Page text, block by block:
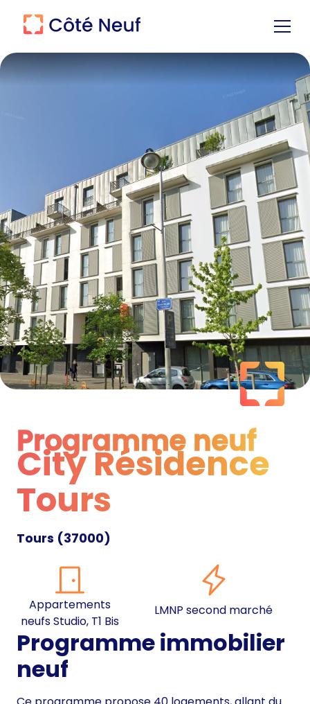
Programme neuf
Programme neuf
City Résidence
Tours
Tours (37000)
Appartements
neufs Studio, T1 Bis
LMNP second marché
Programme immobilier
neuf